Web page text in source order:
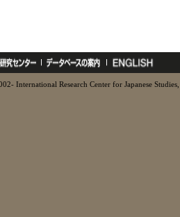
International Research Center for Japanese